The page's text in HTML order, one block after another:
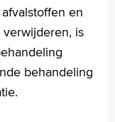
en
is
behandeling